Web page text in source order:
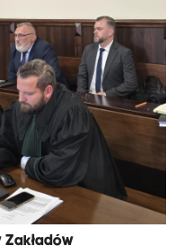
Zakładów